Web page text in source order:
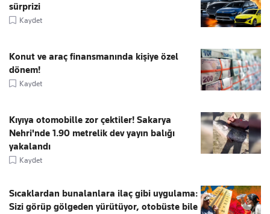
sürprizi
Kaydet
Konut ve araç finansmanında kişiye özel
dönem!
Kaydet
Kıyıya otomobille zor çektiler! Sakarya
Nehri'nde 1.90 metrelik dev yayın balığı
yakalandı
Kaydet
Sıcaklardan bunalanlara ilaç gibi uygulama:
Sizi görüp gölgeden yürütüyor, otobüste bile